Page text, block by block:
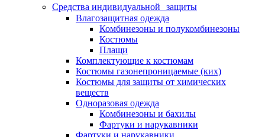
Средства индивидуальной защиты
Влагозащитная одежда
Комбинезоны и полукомбинезоны
Костюмы
Плащи
Комплектующие к костюмам
Костюмы газонепроницаемые (ких)
Костюмы для защиты от химических
веществ
Одноразовая одежда
Комбинезоны и бахилы
Фартуки и нарукавники
Фартуки и нарукавники